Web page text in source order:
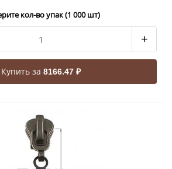
кол-во упак (1 000 шт)
+
Купить за 8166.47 ₽